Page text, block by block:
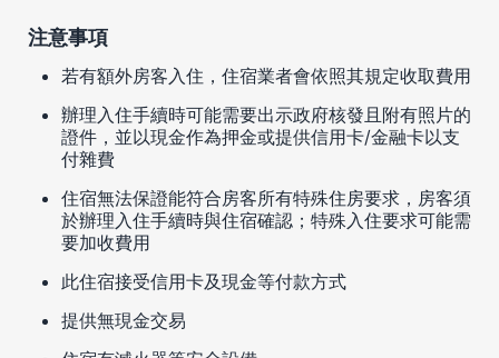
注意事項
若有額外房客入住，住宿業者會依照其規定收取費用
辦理入住手續時可能需要出示政府核發且附有照片的
證件，並以現金作為押金或提供信用卡/金融卡以支
付雜費
住宿無法保證能符合房客所有特殊住房要求，房客須
於辦理入住手續時與住宿確認；特殊入住要求可能需
要加收費用
此住宿接受信用卡及現金等付款方式
提供無現金交易